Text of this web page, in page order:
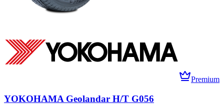
Premium
YOKOHAMA Geolandar H/T G056